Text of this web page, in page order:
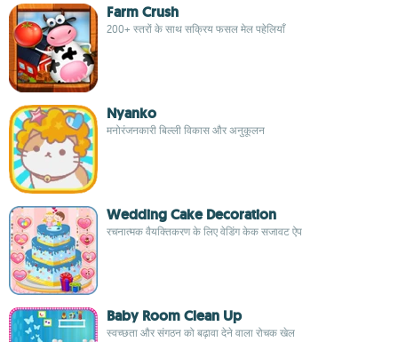
Farm Crush
200+ स्तरों के साथ सक्रिय फसल मेल पहेलियाँ
Nyanko
मनोरंजनकारी बिल्ली विकास और अनुकूलन
Wedding Cake Decoration
रचनात्मक वैयक्तिकरण के लिए वेडिंग केक सजावट ऐप
Baby Room Clean Up
स्वच्छता और संगठन को बढ़ावा देने वाला रोचक खेल